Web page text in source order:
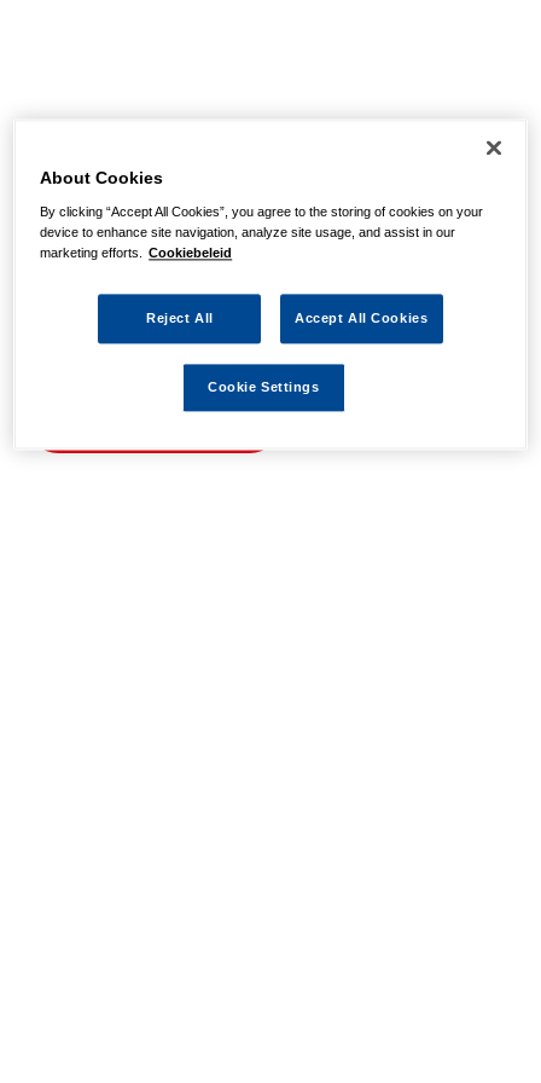
pagina niet kunnen
vinden
Wellicht zit er een spel- of typfout in de URL of is de
actie waarnaar u zocht al verlopen. We hopen u weer op
About Cookies
By clicking “Accept All Cookies”, you agree to the storing of cookies on your
device to enhance site navigation, analyze site usage, and assist in our
marketing efforts. Cookiebeleid
Reject All Accept All Cookies
Cookie Settings